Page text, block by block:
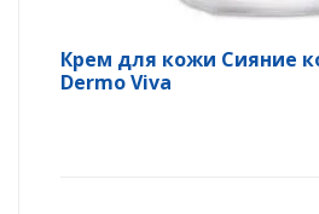
Крем для кожи Сияние
Dermo Viva